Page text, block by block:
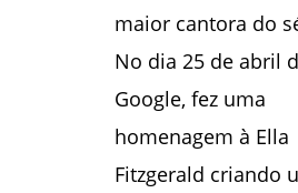
maior cantora do
No dia 25 de abril
Google, fez uma
homenagem à Ella
Fitzgerald criando